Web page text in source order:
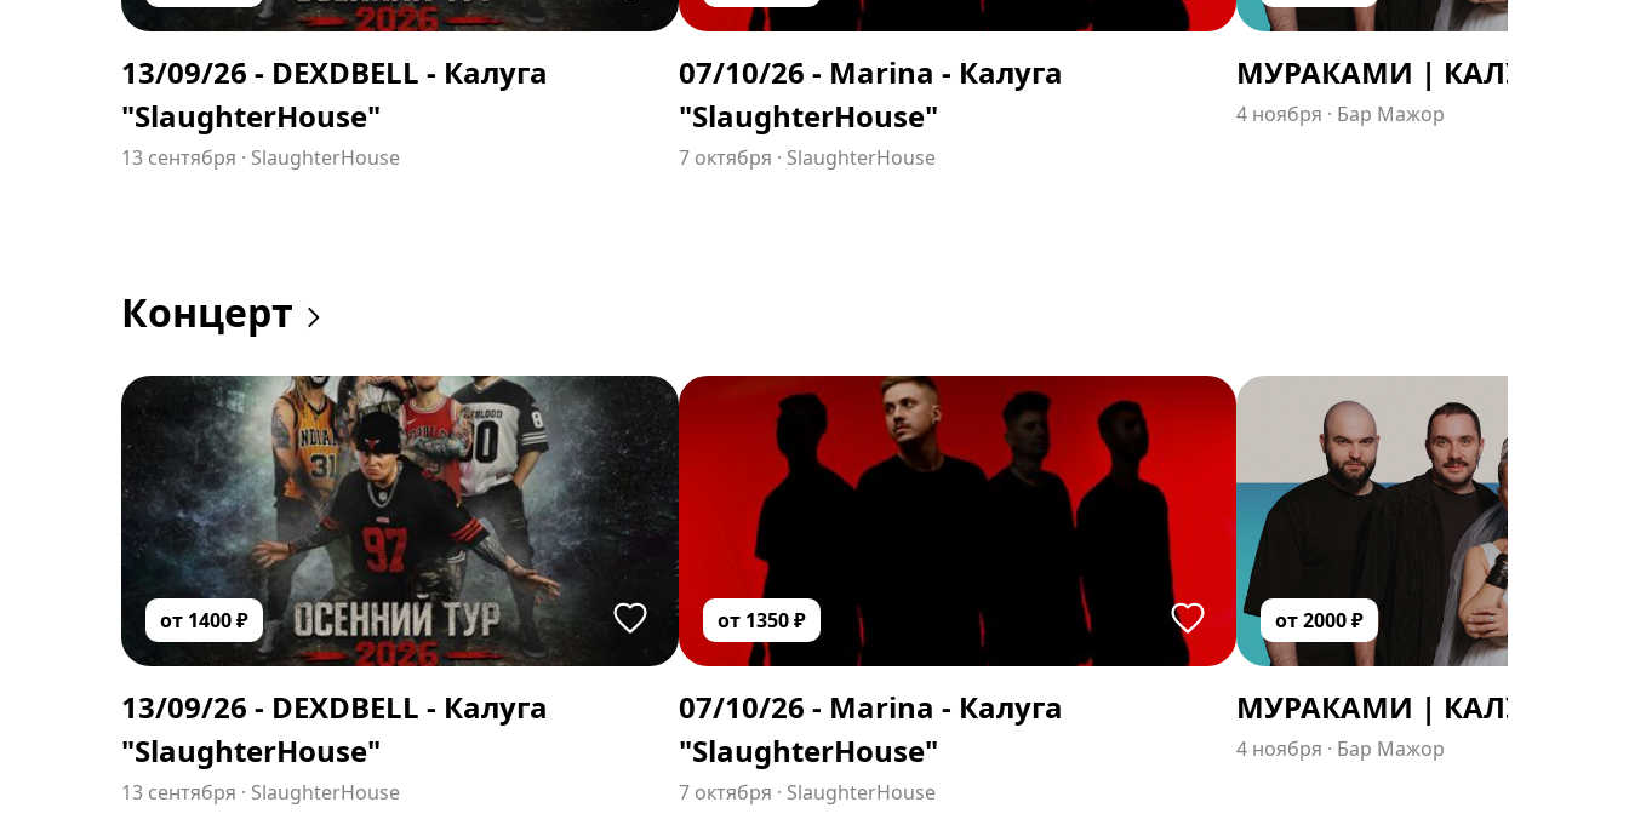
13/09/26 - DEXDBELL - Калуга
"SlaughterHouse"
13 сентября · SlaughterHouse
07/10/26 - Marina - Калуга
"SlaughterHouse"
7 октября · SlaughterHouse
МУРАКАМИ | КАЛУГА
4 ноября · Бар Мажор
Концерт
от 1400₽
13/09/26 - DEXDBELL - Калуга
"SlaughterHouse"
13 сентября · SlaughterHouse
от 1350₽
07/10/26 - Marina - Калуга
"SlaughterHouse"
7 октября · SlaughterHouse
от2000₽
МУРАКАМИ | КАЛУГА
4 ноября · Бар Мажор